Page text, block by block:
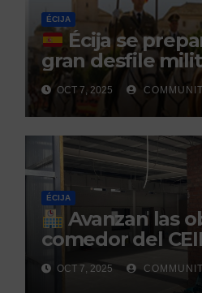
ÉCIJA
Écija se
gran desfile
la Hispanidad
el Centro Militar
Caballar
OCT 7, 2025
ÉCIJA
Avanzan las
comedor del
Sol: su
prevista para
OCT 7, 2025